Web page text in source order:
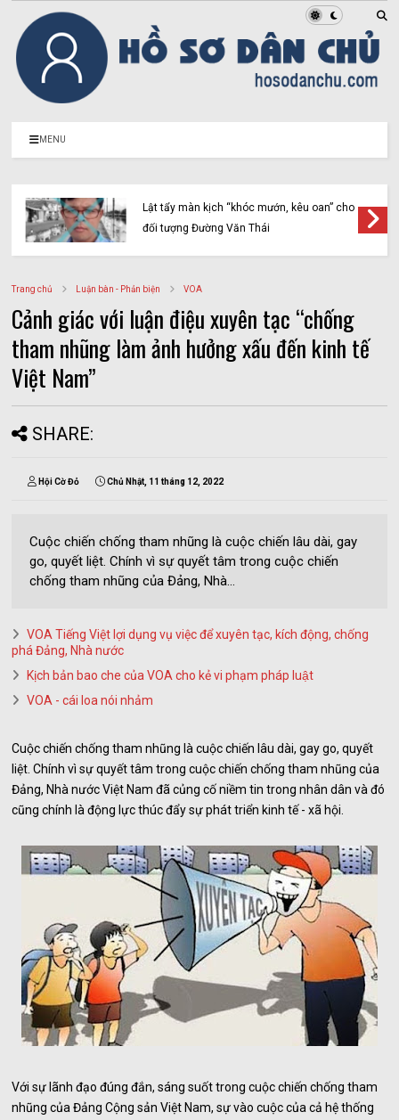
MENU
Lật tẩy màn kịch “khóc mướn, kêu oan” cho
đối tượng Đường Văn Thái
Trang chủ Luận bàn - Phản biện VOA
Cảnh giác với luận điệu xuyên tạc “chống
tham nhũng làm ảnh hưởng xấu đến kinh tế
Việt Nam”
SHARE:
Hội Cờ Đỏ Chủ Nhật, 11 tháng 12, 2022
Cuộc chiến chống tham nhũng là cuộc chiến lâu dài, gay
go, quyết liệt. Chính vì sự quyết tâm trong cuộc chiến
chống tham nhũng của Đảng, Nhà...
VOA Tiếng Việt lợi dụng vụ việc để xuyên tạc, kích động, chống
phá Đảng, Nhà nước
Kịch bản bao che của VOA cho kẻ vi phạm pháp luật
VOA - cái loa nói nhảm
Cuộc chiến chống tham nhũng là cuộc chiến lâu dài, gay go, quyết
liệt. Chính vì sự quyết tâm trong cuộc chiến chống tham nhũng của
Đảng, Nhà nước Việt Nam đã củng cố niềm tin trong nhân dân và đó
cũng chính là động lực thúc đẩy sự phát triển kinh tế - xã hội.
Với sự lãnh đạo đúng đắn, sáng suốt trong cuộc chiến chống tham
nhũng của Đảng Cộng sản Việt Nam, sự vào cuộc của cả hệ thống